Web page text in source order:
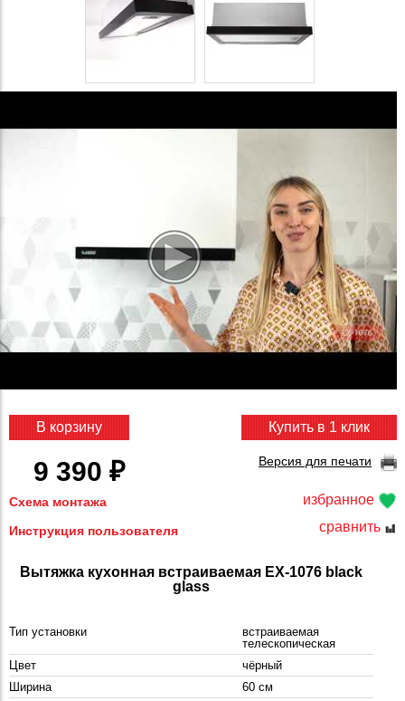
избранное
сравнить
В корзину
9 390 ₽
Купить в 1 клик
Версия для печати
Схема монтажа
Инструкция пользователя
Вытяжка кухонная встраиваемая EX-1076 black
glass
Тип установки
встраиваемая
телескопическая
Цвет
чёрный
Ширина
60 см